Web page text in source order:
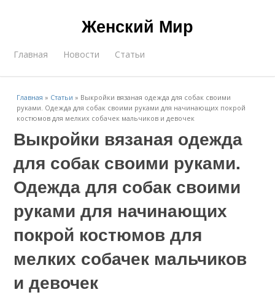
Женский Мир
Главная Новости Статьи
Главная » Статьи » Выкройки вязаная одежда для собак своими
руками. Одежда для собак своими руками для начинающих покрой
костюмов для мелких собачек мальчиков и девочек
Выкройки вязаная одежда
для собак своими руками.
Одежда для собак своими
руками для начинающих
покрой костюмов для
мелких собачек мальчиков
и девочек